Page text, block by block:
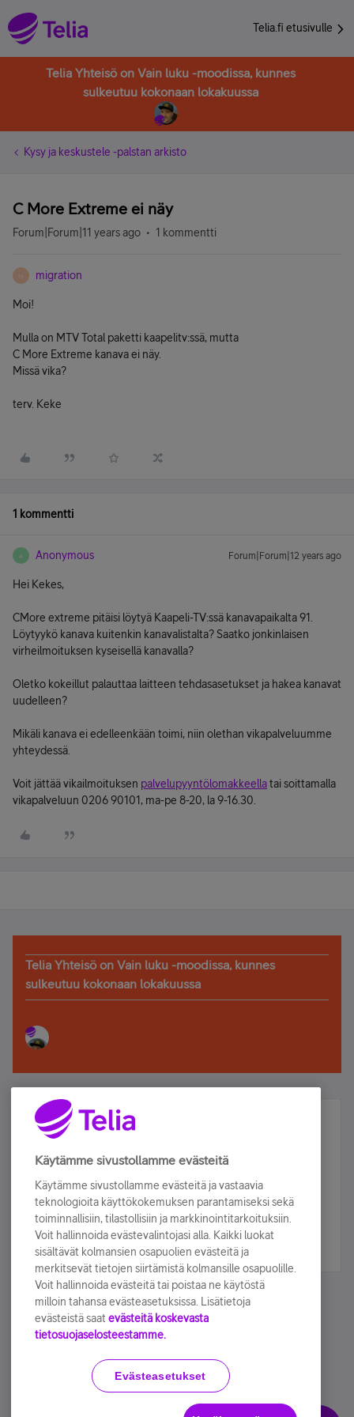
Telia.fi etusivulle
Telia Yhteisö on Vain luku -moodissa, kunnes
sulkeutuu kokonaan lokakuussa
Kysy ja keskustele -palstan arkisto
C More Extreme ei näy
Forum|Forum|11 years ago 1 kommentti
M migration
Moi!
Mulla on MTV Total paketti kaapelitv:ssä, mutta
C More Extreme kanava ei näy.
Missä vika?
terv. Keke
1 kommentti
A Anonymous Forum|Forum|12 years ago
Hei Kekes,
CMore extreme pitäisi löytyä Kaapeli-TV:ssä kanavapaikalta 91.
Löytyykö kanava kuitenkin kanavalistalta? Saatko jonkinlaisen
virheilmoituksen kyseisellä kanavalla?
Oletko kokeillut palauttaa laitteen tehdasasetukset ja hakea kanavat
uudelleen?
Mikäli kanava ei edelleenkään toimi, niin olethan vikapalveluumme
yhteydessä.
Voit jättää vikailmoituksen palvelupyyntölomakkeellatai soittamalla
vikapalveluun 0206 90101, ma-pe 8-20, la 9-16.30.
Telia Yhteisö on Vain luku -moodissa, kunnes
sulkeutuu kokonaan lokakuussa
Älä jää paitsi – osallistu ja voita!
Tilaa Telian uutiskirje ja olet mukana arvonnassa.
sähköpostiisi.
Tilaa nyt
Käyttöehdot Accessibility statement
Käytämme sivustollamme evästeitä
Käytämme sivustollamme evästeitä ja vastaavia
teknologioita käyttökokemuksen parantamiseksi sekä
toiminnallisiin, tilastollisiin ja markkinointitarkoituksiin.
Voit hallinnoida evästevalintojasi alla. Kaikki luokat
sisältävät kolmansien osapuolien evästeitä ja
merkitsevät tietojen siirtämistä kolmansille osapuolille.
Voit hallinnoida evästeitä tai poistaa ne käytöstä
milloin tahansa evästeasetuksissa. Lisätietoja
evästeistä saat evästeitä koskevasta
tietosuojaselosteestamme.
Evästeasetukset